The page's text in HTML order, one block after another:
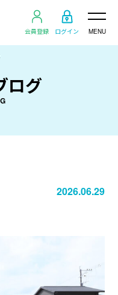
会員登録 ログイン MENU
ログ
2026.06.29